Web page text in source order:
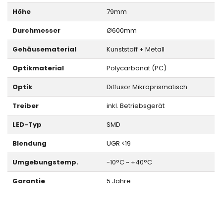
Höhe
79mm
Durchmesser
Ø600mm
Gehäusematerial
Kunststoff + Metall
Optikmaterial
Polycarbonat (PC)
Optik
Diffusor Mikroprismatisch
Treiber
inkl. Betriebsgerät
LED-Typ
SMD
Blendung
UGR <19
Umgebungstemp.
-10°C ~ +40°C
Garantie
5 Jahre